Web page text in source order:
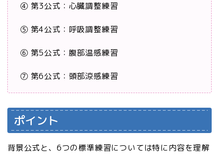
④ 第3公式：心臓調整練習
⑤ 第4公式：呼吸調整練習
⑥ 第5公式：腹部温感練習
⑦ 第6公式：頭部涼感練習
ポイント
背景公式と、6つの標準練習については特に内容を理解